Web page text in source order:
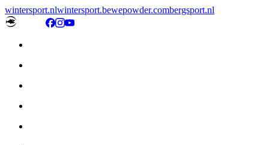
wintersport.nlwintersport.bewepowder.combergsport.nl